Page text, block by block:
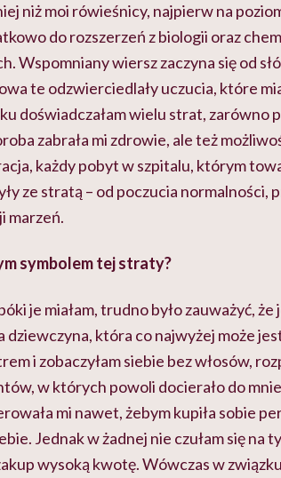
niż moi rówieśnicy, najpierw na
do rozszerzeń z biologii oraz
Wspomniany wiersz zaczyna się od
te odzwierciedlały uczucia, które
doświadczałam wielu strat, zarówno
zabrała mi zdrowie, ale też
każdy pobyt w szpitalu, którym
ze stratą – od poczucia normalności,
marzeń.
symbolem tej straty?
je miałam, trudno było zauważyć,
dziewczyna, która co najwyżej może
i zobaczyłam siebie bez włosów,
w których powoli docierało do
mi nawet, żebym kupiła sobie
Jednak w żadnej nie czułam się na
wysoką kwotę. Wówczas w